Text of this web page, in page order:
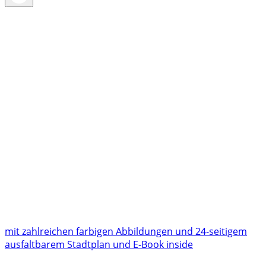
mit zahlreichen farbigen Abbildungen und 24-seitigem
ausfaltbarem Stadtplan und E-Book inside